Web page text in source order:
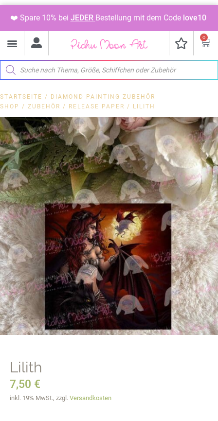
❤️ Spare 10% bei JEDER Bestellung mit dem Code love10
0
STARTSEITE /
DIAMOND PAINTING ZUBEHÖR
SHOP / ZUBEHÖR / RELEASE PAPER / LILITH
Lilith
7,50 €
inkl. 19% MwSt., zzgl. Versandkosten